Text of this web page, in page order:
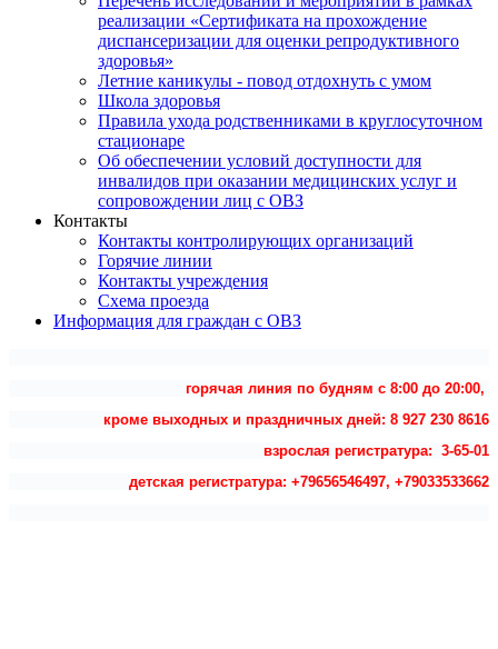
реализации «Сертификата на прохождение
диспансеризации для оценки репродуктивного
здоровья»
Летние каникулы - повод отдохнуть с умом
Школа здоровья
Правила ухода родственниками в круглосуточном
стационаре
Об обеспечении условий доступности для
инвалидов при оказании медицинских услуг и
сопровождении лиц с ОВЗ
Контакты
Контакты контролирующих организаций
Горячие линии
Контакты учреждения
Схема проезда
Информация для граждан с ОВЗ
горячая линия по будням с 8:00 до 20:00,
кроме выходных и праздничных дней: 8 927 230 8616
взрослая регистратура: 3-65-01
детская регистратура: +79656546497, +79033533662